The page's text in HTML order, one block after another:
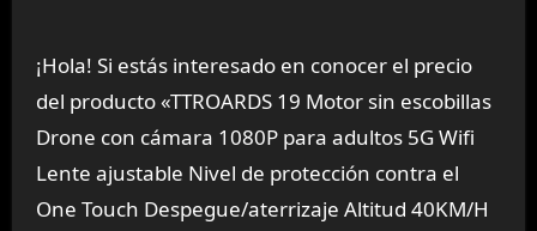
¡Hola! Si estás interesado en conocer el precio
del producto «TTROARDS 19 Motor sin escobillas
Drone con cámara 1080P para adultos 5G Wifi
Lente ajustable Nivel de protección contra el
One Touch Despegue/aterrizaje Altitud 40KM/H